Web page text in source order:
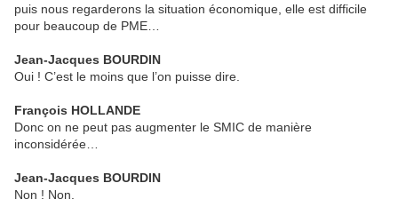
puis nous regarderons la situation économique, elle est difficile
pour beaucoup de PME…
Jean-Jacques BOURDIN
Oui ! C’est le moins que l’on puisse dire.
François HOLLANDE
Donc on ne peut pas augmenter le SMIC de manière
inconsidérée…
Jean-Jacques BOURDIN
Non ! Non.